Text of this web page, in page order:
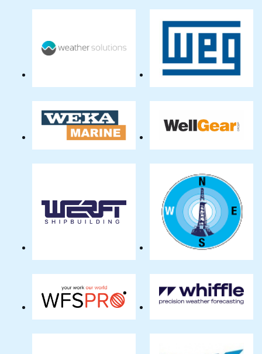
Rotorblade
Specialist
Weather
WEG
Benelux
WEKA
WellGear
Werft
West
Coast
International
Drilling
Supply
BV
WFS
Whiffle